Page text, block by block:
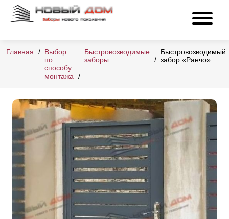
Главная
Выбор
по
способу
монтажа
Быстровозводимые
заборы
Быстровозводимый
забор «Ранчо»